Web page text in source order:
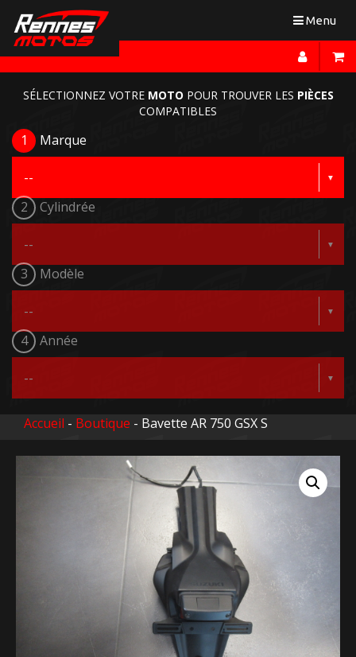
Toggle
Menu
SÉLECTIONNEZ VOTRE MOTO POUR TROUVER LES PIÈCES
COMPATIBLES
1 Marque
2 Cylindrée
3 Modèle
4 Année
Accueil - Boutique - Bavette AR 750 GSX S